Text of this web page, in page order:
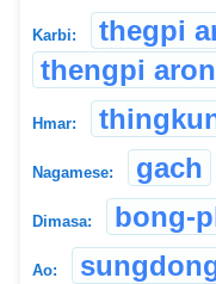
Karbi: thegpi
thengpi
Hmar:
Nagamese: gach
Dimasa: bong-
Ao: